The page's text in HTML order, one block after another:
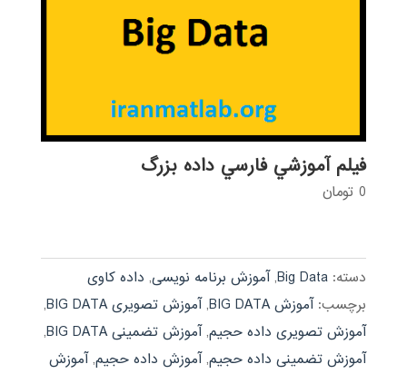
فيلم آموزشي فارسي داده بزرگ
0 تومان
دسته: Big Data
,آموزش برنامه نویسی, داده کاوی
برچسب:آموزش BIG DATA ,آموزش تصویری BIG DATA
,
آموزش تصویری داده حجيم,آموزش تضمینی BIG DATA
,
آموزش تضمینی داده حجيم,آموزش داده حجيم,آموزش